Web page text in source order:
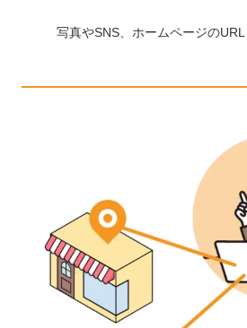
写真やSNS、ホームページのURL